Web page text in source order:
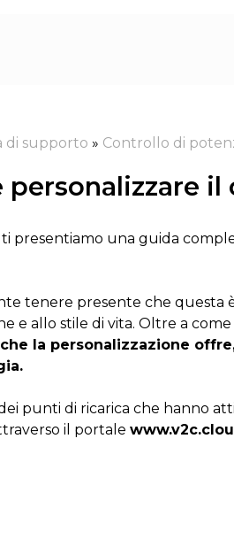
di supporto » Controllo di
personalizzare
ti presentiamo una guida
tenere presente che questa
e allo stile di vita. Oltre a
la personalizzazione
punti di ricarica che hanno
il portale